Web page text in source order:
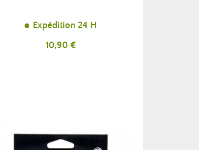
Expédition 24 H
Prix
10,90 €